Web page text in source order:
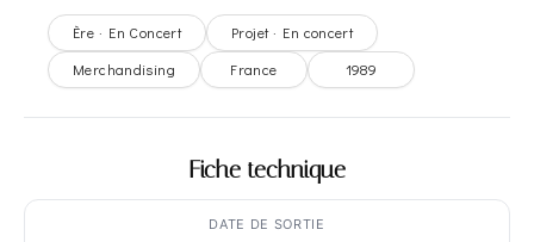
Ère · En Concert
Projet · En concert
Merchandising
France 1989
Fiche technique
DATE DE SORTIE